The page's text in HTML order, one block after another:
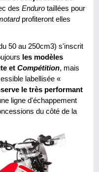
des Enduro taillées pour
profiteront elles
50 au 250cm3) s'inscrit
les modèles
et Compétition, mais
labellisée «
le très performant
ligne d'échappement
du côté de la